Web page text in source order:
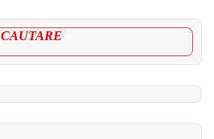
CAUTARE